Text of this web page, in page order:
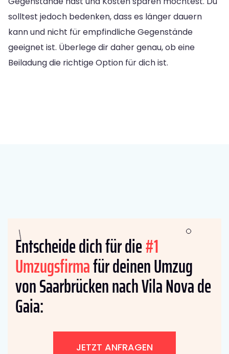
solltest jedoch bedenken, dass es länger dauern
kann und nicht für empfindliche Gegenstände
geeignet ist. Überlege dir daher genau, ob eine
Beiladung die richtige Option für dich ist.
Entscheide dich für die#1
Umzugsfirmafür deinen Umzug
von Saarbrücken nach Vila Nova de
Gaia:
JETZT ANFRAGEN